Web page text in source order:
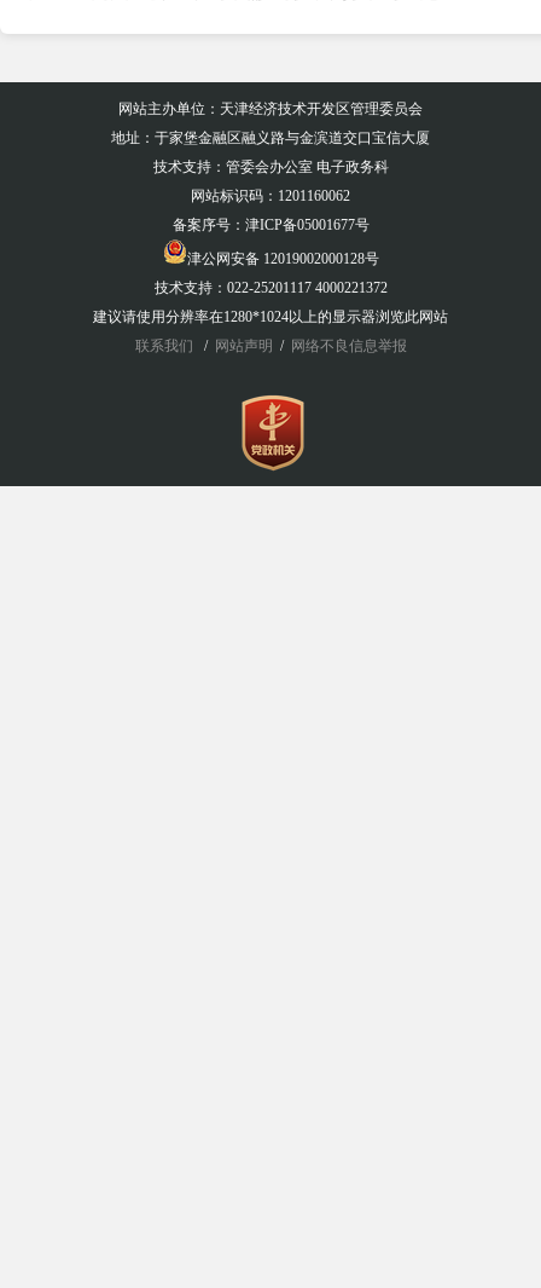
网站主办单位：天津经济技术开发区管理委员会
地址：于家堡金融区融义路与金滨道交口宝信大厦
技术支持：管委会办公室 电子政务科
网站标识码：1201160062
备案序号： 津ICP备05001677号
津公网安备 12019002000128号
技术支持：022-25201117 4000221372
建议请使用分辨率在1280*1024以上的显示器浏览此网站
联系我们
/ 网站声明 / 网络不良信息举报